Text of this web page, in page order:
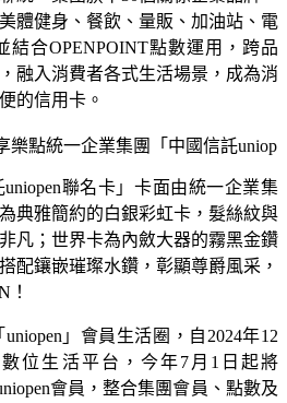
體健身、餐飲、量販、加油站、電
結合OPENPOINT點數運用，跨品
融入消費者各式生活場景，成為消
的信用卡。
uniopen聯名卡」卡面由統一企業集
典雅簡約的白銀彩虹卡，髮絲紋與
凡；世界卡為內斂大器的霧黑金鑽
配鑲嵌璀璨水鑽，彰顯尊爵風采，
！
uniopen 」會員生活圈，自 2024年12
數位生活平台，今年7月 1 日起將
會員，整合集團會員、點數及